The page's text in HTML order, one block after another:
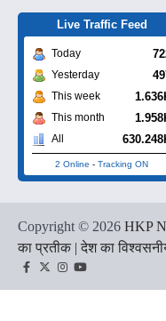
Live Traffic Feed
Today
Yesterday
This week
This month
All
2 Online - Tracking ON
Copyright © 2026 HKP
का प्रतीक | देश का
Facebook
TwitterInstagram
YouTube